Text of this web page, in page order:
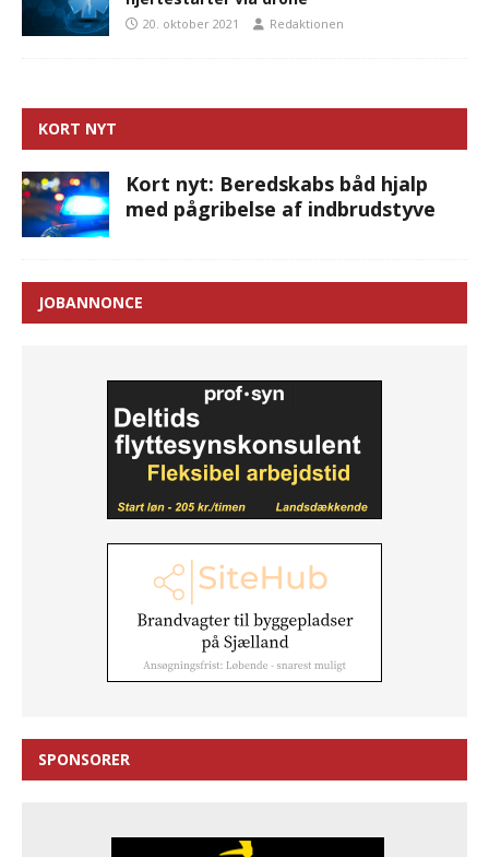
20. oktober 2021 Redaktionen
KORT NYT
Kort nyt: Beredskabs båd hjalp
med pågribelse af indbrudstyve
JOBANNONCE
SPONSORER